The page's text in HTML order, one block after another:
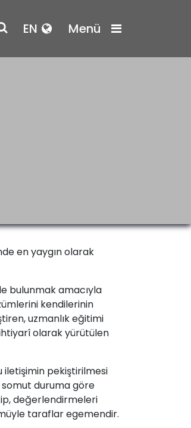
EN Menü
en yaygın olarak
bulunmak amacıyla
kendilerinin
uzmanlık eğitimi
ihtiyarî olarak yürütülen
iletişimin pekiştirilmesi
duruma göre
değerlendirmeleri
taraflar egemendir.